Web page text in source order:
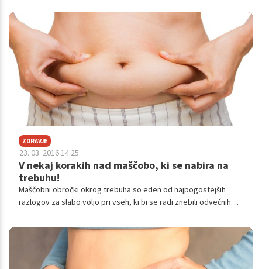
termoburnerjem z XXL močjo, ki kuri kalorije še ure po vadbi in
omogoča, da pokurite 5-krat več maščob.
ZDRAVJE
23. 03. 2016 14.25
V nekaj korakih nad maščobo, ki se nabira na
trebuhu!
Maščobni obročki okrog trebuha so eden od najpogostejših
razlogov za slabo voljo pri vseh, ki bi se radi znebili odvečnih
opozorilo, da je že načeto naše zdravje. Preberite, zakaj je tako.